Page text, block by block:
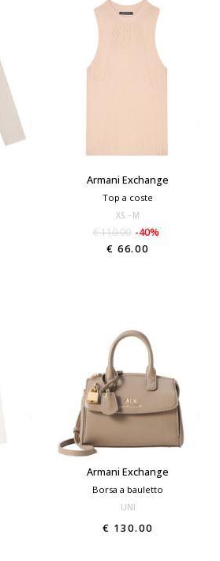
Armani Exchange
Top a coste
XS M
€ 110.00 -40%
€ 66.00
Armani Exchange
Borsa a bauletto
UNI
€ 130.00